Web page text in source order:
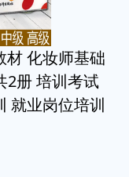
材 化妆师基础
2册 培训考试
就业岗位培训